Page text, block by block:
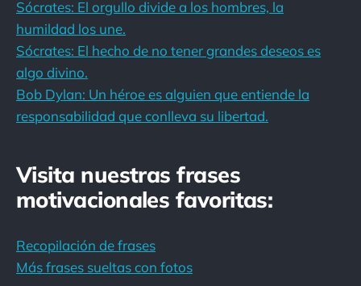
Sócrates: El orgullo divide a los hombres, la
humildad los une.
Sócrates: El hecho de no tener grandes deseos es
algo divino.
Bob Dylan: Un héroe es alguien que entiende la
responsabilidad que conlleva su libertad.
Visita nuestras frases
motivacionales favoritas:
Recopilación de frases
Más frases sueltas con fotos